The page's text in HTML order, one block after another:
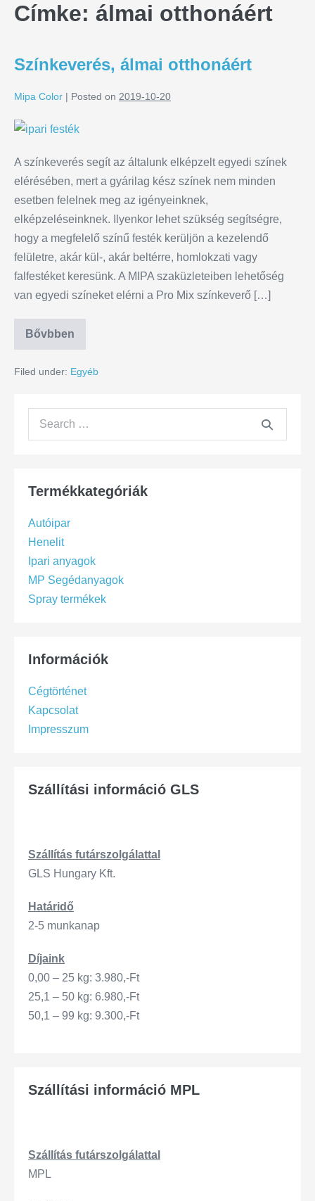
Címke: álmai otthonáért
Színkeverés, álmai otthonáért
Mipa Color | Posted on 2019-10-20
A színkeverés segít az általunk elképzelt egyedi színek
elérésében, mert a gyárilag kész színek nem minden
esetben felelnek meg az igényeinknek,
elképzeléseinknek. Ilyenkor lehet szükség segítségre,
hogy a megfelelő színű festék kerüljön a kezelendő
felületre, akár kül-, akár beltérre, homlokzati vagy
falfestéket keresünk. A MIPA szaküzleteiben lehetőség
van egyedi színeket elérni a Pro Mix színkeverő […]
Bővbben
Filed under: Egyéb
Termékkategóriák
Autóipar
Henelit
Ipari anyagok
MP Segédanyagok
Spray termékek
Információk
Cégtörténet
Kapcsolat
Impresszum
Szállítási információ GLS
Szállítás futárszo lgálattal
GLS Hungary Kft.
Határidő
2-5 munkanap
Díjaink
0,00 – 25 kg: 3.980,-Ft
25,1 – 50 kg: 6.980,-Ft
50,1 – 99 kg: 9.300,-Ft
Szállítási információ MPL
Szállítás futárszo lgálattal
MPL